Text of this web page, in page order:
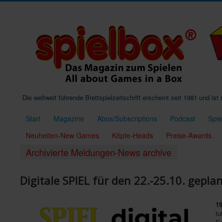
Die weltweit führende Brettspielzeitschrift erscheint seit 1981 und
Start Magazine Abos/Subscriptions Podcast
Neuheiten-New Games
Köpfe-Heads Preise-Awards
Archivierte Meldungen-News archive
Digitale SPIEL für den 22.-25.10.